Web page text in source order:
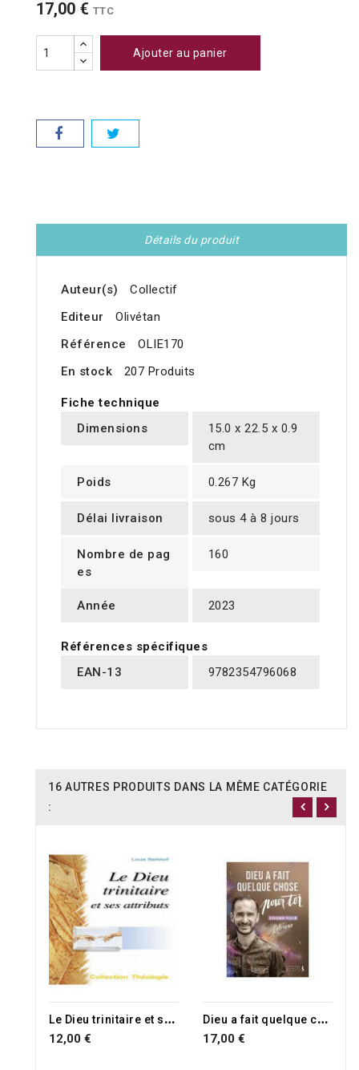
17,00 € TTC
Ajouter au panier
Détails du produit
Auteur(s)
Collectif
Editeur
Olivétan
Référence
OLIE170
En stock
207 Produits
Fiche technique
Dimensions
15.0 x 22.5 x 0.9
cm
Poids 0.267 Kg
Délai livraison sous 4 à 8 jours
Nombre de pag
es
160
Année 2023
Références spécifiques
EAN-13
9782354796068
16 AUTRES PRODUITS DANS LA MÊME CATÉGORIE
:
RUPTURE DE STOCK L
e Dieu trinitaire et ses attributs
12,00 €
RUPTURE DE STOCK D
ieu a fait quelque chose pour toi
17,00 €